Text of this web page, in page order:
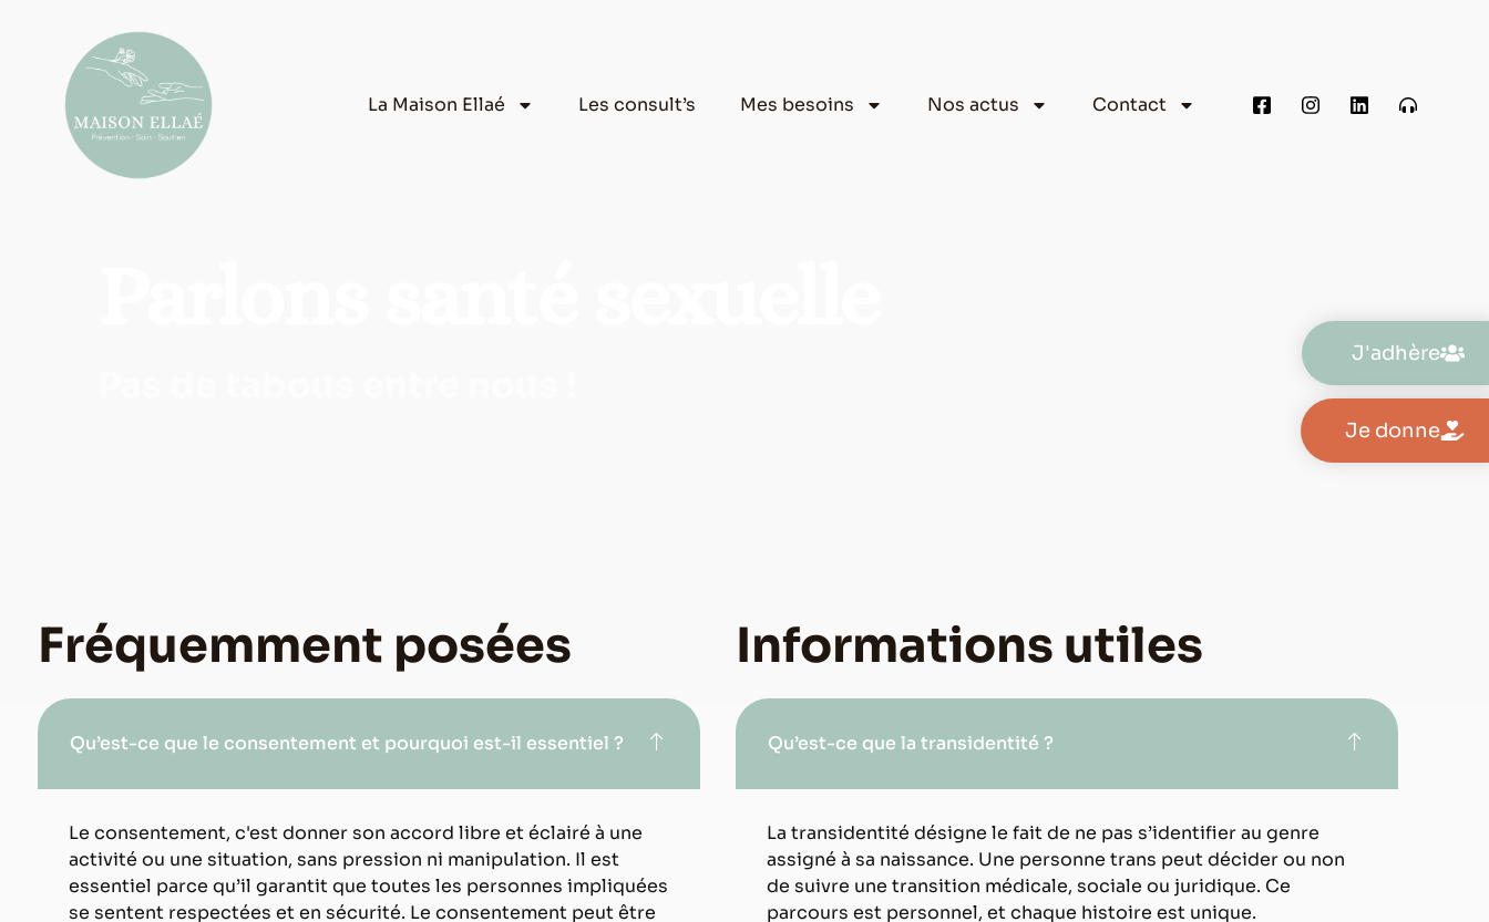
La Maison Ellaé Les consult’s Mes besoins Nos actus Contact
Fréquemment posées
Qu’est-ce que le consentement et pourquoi est-il essentiel ?
Le consentement, c'est donner son accord libre et éclairé à une
activité ou une situation, sans pression ni manipulation. Il est
essentiel parce qu’il garantit que toutes les personnes impliquées
se sentent respectées et en sécurité. Le consentement peut être
Informations utiles
Qu’est-ce que la transidentité ?
La transidentité désigne le fait de ne pas s’identifier au genre
assigné à sa naissance. Une personne trans peut décider ou non
de suivre une transition médicale, sociale ou juridique. Ce
parcours est personnel, et chaque histoire est unique.
J'adhère
Je donne